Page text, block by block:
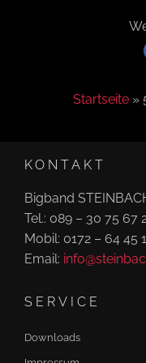
Startseite »
KONTAKT
Bigband
Tel.: 089 – 30 75 67
Mobil: 0172 – 64 45
Email:
SERVICE
Downloads